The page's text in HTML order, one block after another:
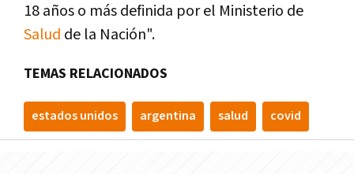
18 años o más definida por el Ministerio de
Salud de la Nación".
TEMAS RELACIONADOS
estados unidos argentina salud covid